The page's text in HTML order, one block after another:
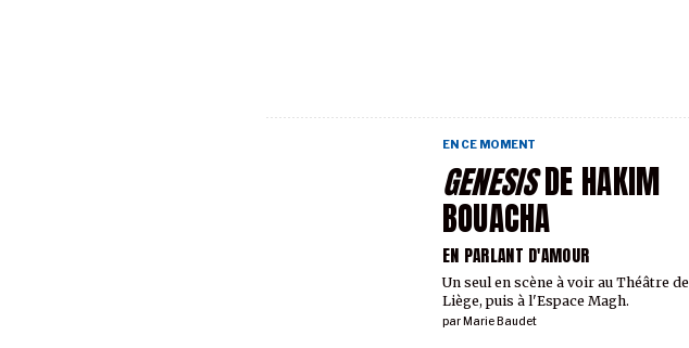
GENESISDE HAKIM
BOUACHA
EN PARLANT D'AMOUR
EN CE MOMENT
par Marie Baudet
Un seul en scène à voir au Théâtre de
Liège, puis à l'Espace Magh.